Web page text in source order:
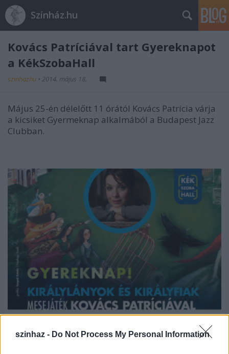
szinhaz - Do Not Process My Personal Information
Színház.hu
Kovács Patríciával tart Gyereknapot
a KékSzobaHall
szinhazhu • 2014. május 18.
Május 25-én délelőtt 11 órától Kovács Patrícia várja
a kicsiket Gyermeknap alkalmából a Budapest Jazz
Clubban.